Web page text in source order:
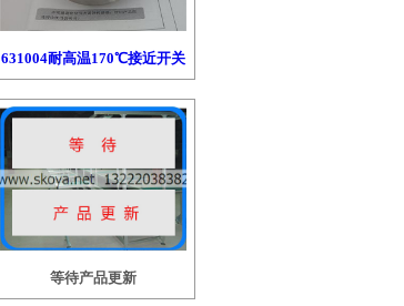
631004耐高温170℃接近开关
等待产品更新